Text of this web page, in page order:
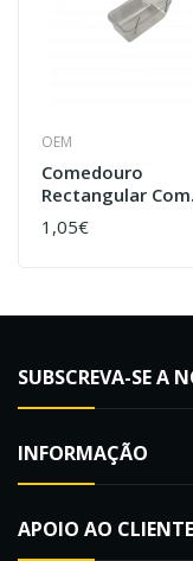
OEM
Comedouro
Rectangular Com
Ganchos
1,05€
SUBSCREVA-SE A
INFORMAÇÃO
APOIO AO CLIENTE